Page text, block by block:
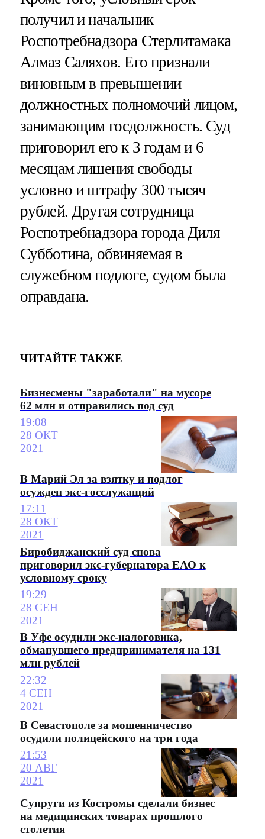
получил и начальник
Роспотребнадзора Стерлитамака
Алмаз Саляхов. Его признали
виновным в превышении
должностных полномочий лицом,
занимающим госдолжность. Суд
приговорил его к 3 годам и 6
месяцам лишения свободы
условно и штрафу 300 тысяч
рублей. Другая сотрудница
Роспотребнадзора города Диля
Субботина, обвиняемая в
служебном подлоге, судом была
оправдана.
ЧИТАЙТЕ ТАКЖЕ
Бизнесмены "заработали" на мусоре
62 млн и отправились под суд
19:08
28 ОКТ
2021
В Марий Эл за взятку и подлог
осужден экс-госслужащий
17:11
28 ОКТ
2021
Биробиджанский суд снова
приговорил экс-губернатора ЕАО к
условному сроку
19:29
28 СЕН
2021
В Уфе осудили экс-налоговика,
обманувшего предпринимателя на 131
млн рублей
22:32
4 СЕН
2021
В Севастополе за мошенничество
осудили полицейского на три года
21:53
20 АВГ
2021
Супруги из Костромы сделали бизнес
на медицинских товарах прошлого
столетия